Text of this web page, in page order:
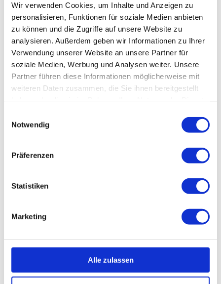
Wir verwenden Cookies, um Inhalte und Anzeigen zu
personalisieren, Funktionen für soziale Medien anbieten
zu können und die Zugriffe auf unsere Website zu
analysieren. Außerdem geben wir Informationen zu Ihrer
Verwendung unserer Website an unsere Partner für
soziale Medien, Werbung und Analysen weiter. Unsere
Partner führen diese Informationen möglicherweise mit
weiteren Daten zusammen, die Sie ihnen bereitgestellt
Notwendig
Präferenzen
Statistiken
Marketing
Alle zulassen
Breite: 166cm
Innenbreite: 70cm
Schlauchdurchmesser: 48cm - geschweißte Nähte
(4 Druckkammern standard)
Gewicht: 68Kg (1.2 TPU)
Motorisierbar bis 15PS / 11KW - Kurzschaft
Max. Motorgewicht: 60Kg
Betriebstemperatur: -20°C bis +60°C
Takacat 340LX-R (RIB)
Verbindungsboden inkl. Heckspiegel aus 3mm dickem
Bugstaukasten/Ankerkasten: 85 x 50cm
Innenbreite: 70cm
Gewicht: 75Kg (1.2 TPU)
Motorisierbar bis 20PS / 15KW - Kurzschaft
Verbindungsboden inkl. Heckspiegel aus 3mm dickem
Marinealuminium. Doppelwandig im Bodenbereich und im
Bereich der Motorhalterung am Heckspiegel.
Länge: 380cm